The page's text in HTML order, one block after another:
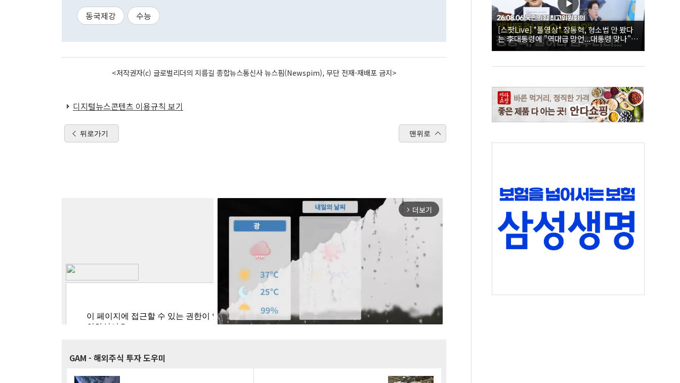
동국제강 수능
<저작권자(c) 글로벌리더의 지름길 종합뉴스통신사 뉴스핌(Newspim), 무단 전재-재배포 금지>
디지털뉴스콘텐츠 이용규칙 보기
뒤로가기 맨위로
arrow_forward_ios 더보기
GAM - 해외주식 투자 도우미
[스팟Live] *풀영상* 장동혁, 형소법 안 봤다
는 李대통령에 "역대급 망언...대통령 맞나"｜
26.08.06 국민의힘 최고위원회의